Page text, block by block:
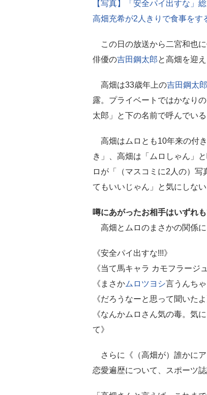
【写真】「安全パイ出すな」
高畑充希が2人きりで食事をす
この日の放送から二宮和也
俳優の吉田鋼太郎と高畑を迎え
高畑は33歳年上の吉田鋼太郎
露。プライベートではかなり
太郎」と下の名前で呼んでいる
高畑はムロとも10年来の付
き」、高畑は「ムロしゃん」
ロが「（マスコミに2人の）
てもいいじゃん」と気にしない
噂にあがったお相手はいずれ
高畑とムロのまさかの関係に
《安全パイ出すな!!!》
《当て馬キャラ カモフラージ
《まさかムロツヨシ言うんち
《だろうなーと思って聞いたよ
《なんかムロさん気の毒。気
て》
さらに《（高畑が）誰かに
恋愛遍歴について、スポーツ誌